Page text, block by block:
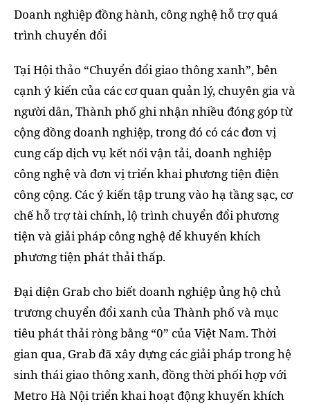
Doanh nghiệp đồng hành, công nghệ hỗ trợ quá
trình chuyển đổi
Tại Hội thảo “Chuyển đổi giao thông xanh”, bên
cạnh ý kiến của các cơ quan quản lý, chuyên gia và
người dân, Thành phố ghi nhận nhiều đóng góp từ
cộng đồng doanh nghiệp, trong đó có các đơn vị
cung cấp dịch vụ kết nối vận tải, doanh nghiệp
công nghệ và đơn vị triển khai phương tiện điện
công cộng. Các ý kiến tập trung vào hạ tầng sạc, cơ
chế hỗ trợ tài chính, lộ trình chuyển đổi phương
tiện và giải pháp công nghệ để khuyến khích
phương tiện phát thải thấp.
Đại diện Grab cho biết doanh nghiệp ủng hộ chủ
trương chuyển đổi xanh của Thành phố và mục
tiêu phát thải ròng bằng “0” của Việt Nam. Thời
gian qua, Grab đã xây dựng các giải pháp trong hệ
sinh thái giao thông xanh, đồng thời phối hợp với
Metro Hà Nội triển khai hoạt động khuyến khích